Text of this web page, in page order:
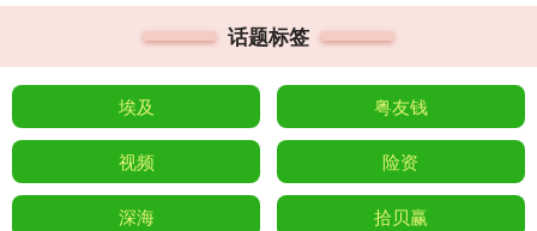
话题标签
埃及 粤友钱
视频 险资
深海 拾贝赢